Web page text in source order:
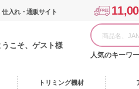
入れ・通販サイト
うこそ、ゲスト様
人気のキーワ
トリミング機材